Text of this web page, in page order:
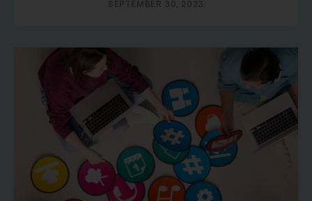
SEPTEMBER 30, 2023